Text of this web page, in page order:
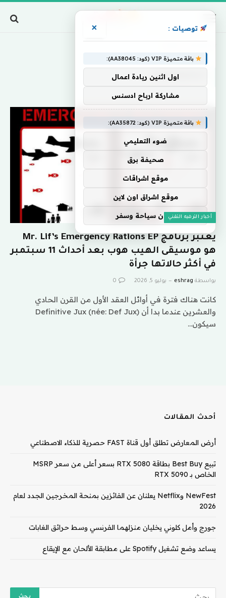
EMERGENCY
أخبار الترفيه التقني
يعتبر برنامج Mr. Lif’s Emergency Rations EP
هو موسيقى الهيب هوب بعد أحداث 11 سبتمبر
في أكثر حالاتها جرأة
بواسطة eshrag يوليو 5, 2026 0
كانت هناك فترة في أوائل العقد الأول من القرن الحادي
والعشرين عندما بدا أن Definitive Jux (née: Def Jux)
سيكون…
أحدث المقالات
أرض المعارض تطلق أول قناة FAST حصرية للذكاء الاصطناعي
تبيع Best Buy بطاقة RTX 5080 بسعر أعلى من سعر MSRP
الخاص بـ RTX 5090
NewFest وNetflix يعلنان عن الفائزين بمنحة المخرجين الجدد لعام
2026
جورج وأمل كلوني يخليان منزلهما الفرنسي وسط حرائق الغابات
يساعد وضع تشغيل Spotify على مطابقة الألحان مع الإيقاع
توصيات : ×
باقة متميزة VIP (كود: AA38045):
اول اثنين ريادة اعمال
مشاركة ارباح ادسنس
باقة متميزة VIP (كود: AA35872):
ضوء التعليمي
صحيفة برق
موقع اشراقات
موقع اشراق اون لاين
اركان سياحة وسفر